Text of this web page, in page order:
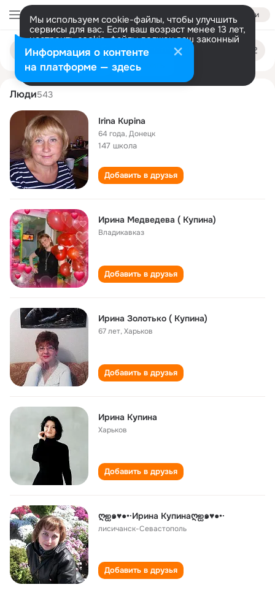
Войти
Мы используем cookie-файлы, чтобы улучшить
сервисы для вас. Если ваш возраст менее 13 лет,
настроить cookie-файлы должен ваш законный
представитель. Больше информации
Разрешить все Настроить
Поиск
людям
irina kupina
Люди543
Irina Kupina
64 года,Донецк
147 школа
Добавить в друзья
Ирина Медведева ( Купина)
Владикавказ
Добавить в друзья
Ирина Золотько ( Купина)
67 лет,Харьков
Добавить в друзья
Ирина Купина
Харьков
Добавить в друзья
ღஐ๑♥●•·Ирина Купинаღஐ๑♥●•·
лисичанск-Севастополь
Добавить в друзья
Информация о контенте
на платформе — здесь